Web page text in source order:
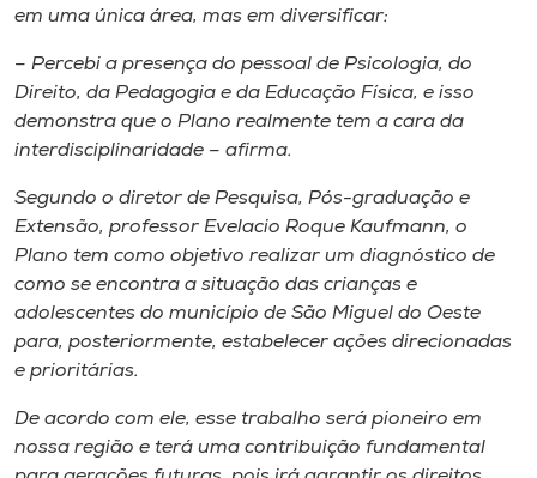
em uma única área, mas em diversificar:
– Percebi a presença do pessoal de Psicologia, do
Direito, da Pedagogia e da Educação Física, e isso
demonstra que o Plano realmente tem a cara da
interdisciplinaridade – afirma.
Segundo o diretor de Pesquisa, Pós-graduação e
Extensão, professor Evelacio Roque Kaufmann, o
Plano tem como objetivo realizar um diagnóstico de
como se encontra a situação das crianças e
adolescentes do município de São Miguel do Oeste
para, posteriormente, estabelecer ações direcionadas
e prioritárias.
De acordo com ele, esse trabalho será pioneiro em
nossa região e terá uma contribuição fundamental